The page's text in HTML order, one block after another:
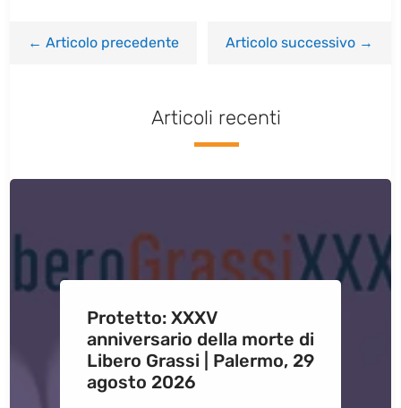
←Articolo precedente Articolo successivo→
Articoli recenti
Protetto: XXXV
anniversario della morte di
Libero Grassi | Palermo, 29
agosto 2026